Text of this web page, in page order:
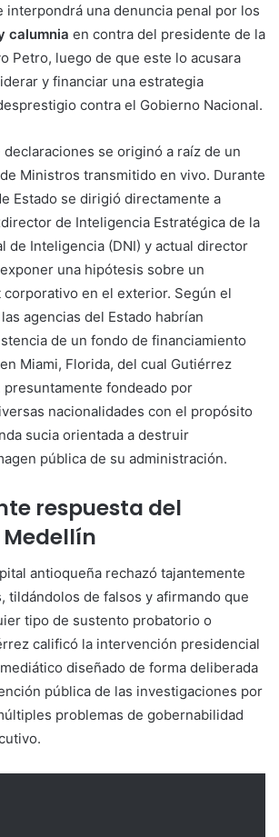
interpondrá una denuncia penal por los
calumnia en contra del presidente de la
Petro, luego de que este lo acusara
y financiar una estrategia
contra el Gobierno Nacional.
se originó a raíz de un
Ministros transmitido en vivo. Durante
Estado se dirigió directamente a
de Inteligencia Estratégica de la
de Inteligencia (DNI) y actual director
una hipótesis sobre un
en el exterior. Según el
agencias del Estado habrían
de un fondo de financiamiento
Miami, Florida, del cual Gutiérrez
presuntamente fondeado por
nacionalidades con el propósito
sucia orientada a destruir
pública de su administración.
respuesta del
antioqueña rechazó tajantemente
tildándolos de falsos y afirmando que
tipo de sustento probatorio o
calificó la intervención presidencial
diseñado de forma deliberada
pública de las investigaciones por
problemas de gobernabilidad